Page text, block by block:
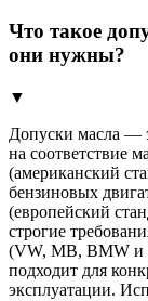
Что такое
они нужны?
▼
Допуски масла —
на соответствие
(американский
бензиновых
(европейский
строгие
(VW, MB, BMW и
подходит для
эксплуатации.